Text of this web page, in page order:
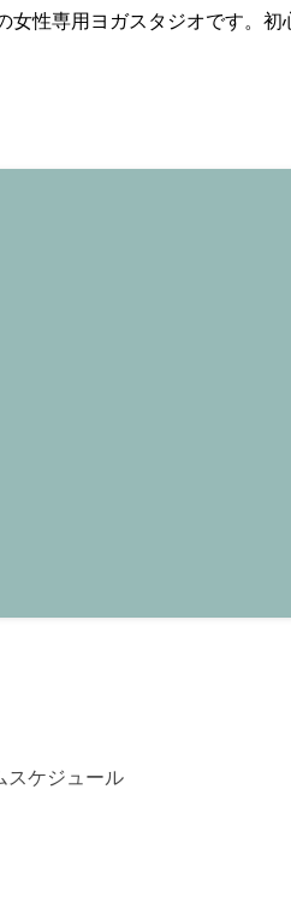
女性専用ヨガスタジオです。
スケジュール